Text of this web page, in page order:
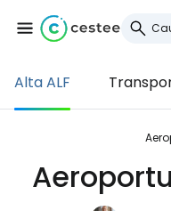
Alta ALF
Cestee
... comunitatea